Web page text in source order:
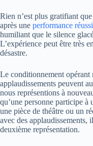
Rien n’est plus gratifiant
après une performance
humiliant que le silence
L’expérience peut être très
désastre.
Le conditionnement opérant
applaudissements peuvent
nous représentions à
qu’une personne participe
une pièce de théâtre ou un
avec des applaudissements,
deuxième représentation.